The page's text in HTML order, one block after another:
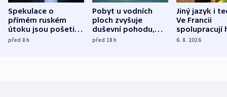
Spekulace o
přímém ruském
útoku jsou pošetilé,
míní estonský
před 8h
Pobyt u vodních
ploch zvyšuje
duševní pohodu,
ukázala
před 18h
Jiný jazyk i
Ve Francii
spolupracují
různých zemí
6. 8. 2026